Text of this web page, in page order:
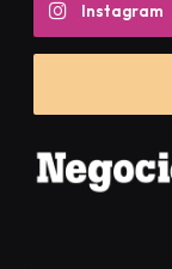
Instagram